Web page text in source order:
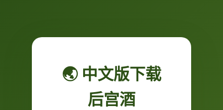
🌏 中文版下载
后宫酒